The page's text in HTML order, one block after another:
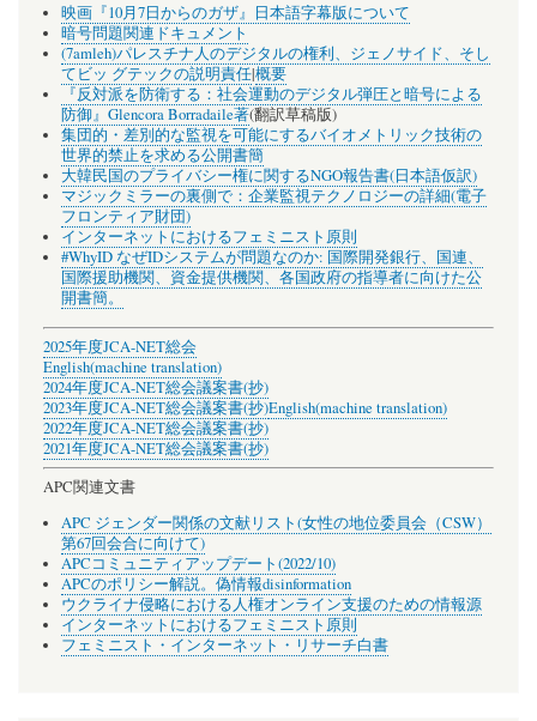
映画『10月7日からのガザ』日本語字幕版について
暗号問題関連ドキュメント
(7amleh)パレスチナ人のデジタルの権利、ジェノサイド、そし
てビッ グテックの説明責任|概要
『反対派を防衛する：社会運動のデジタル弾圧と暗号による
防御』Glencora Borradaile著(翻訳草稿版)
集団的・差別的な監視を可能にするバイオメトリック技術の
世界的禁止を求める公開書簡
大韓民国のプライバシー権に関するNGO報告書(日本語仮訳)
マジックミラーの裏側で：企業監視テクノロジーの詳細(電子
フロンティア財団)
インターネットにおけるフェミニスト原則
#WhyID なぜIDシステムが問題なのか: 国際開発銀行、国連、
国際援助機関、資金提供機関、各国政府の指導者に向けた公
開書簡。
2025年度JCA-NET総会
English(machine translation)
2024年度JCA-NET総会議案書(抄)
2023年度JCA-NET総会議案書(抄)English(machine translation)
2022年度JCA-NET総会議案書(抄)
2021年度JCA-NET総会議案書(抄)
APC関連文書
APC ジェンダー関係の文献リスト(女性の地位委員会（CSW）
第67回会合に向けて)
APCコミュニティアップデート(2022/10)
APCのポリシー解説。偽情報disinformation
ウクライナ侵略における人権オンライン支援のための情報源
インターネットにおけるフェミニスト原則
フェミニスト・インターネット・リサーチ白書